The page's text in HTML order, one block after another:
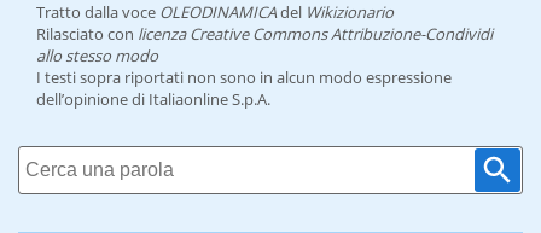
Tratto dalla voce OLEODINAMICAdel Wikizionario
Rilasciato con licenza Creative Commons Attribuzione-Condividi
allo stesso modo
I testi sopra riportati non sono in alcun modo espressione
dell’opinione di Italiaonline S.p.A.